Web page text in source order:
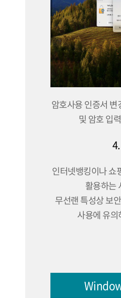
암호사용 인증서
및 암호 입
인터넷뱅킹이나 쇼
활용하는
무선랜 특성상 보
사용에 유